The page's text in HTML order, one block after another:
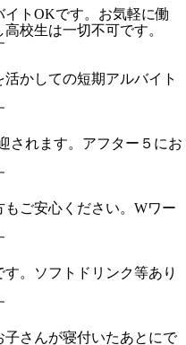
トOKです。お気軽に働
校生は一切不可です。
かしての短期アルバイト
されます。アフター５にお
ご安心ください。Wワー
。ソフトドリンク等あり
さんが寝付いたあとにで